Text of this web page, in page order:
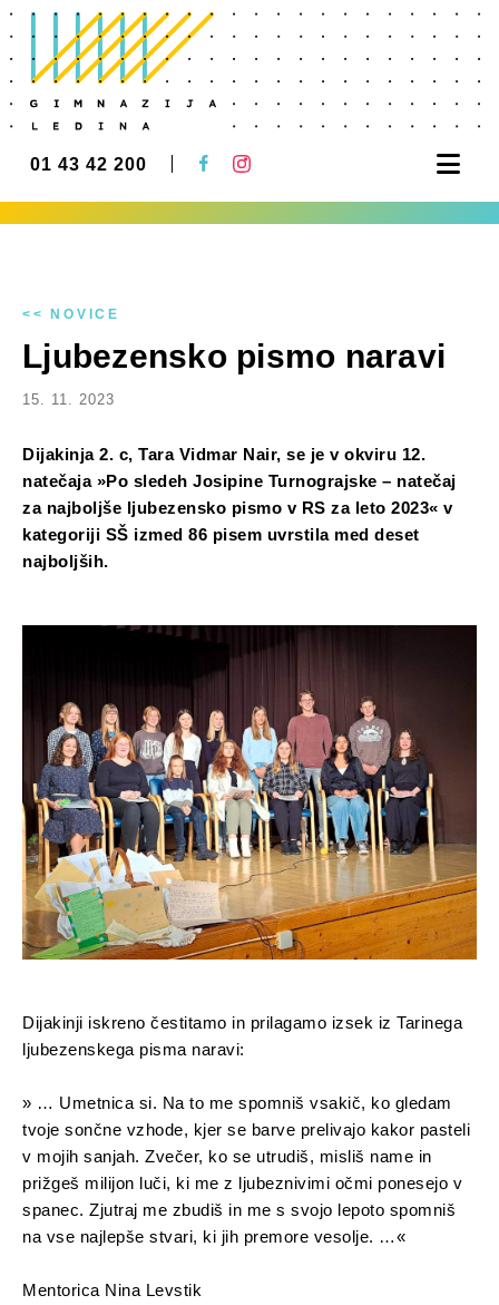
01 43 42 200
<< NOVICE
Ljubezensko pismo naravi
15. 11. 2023
Dijakinja 2. c, Tara Vidmar Nair, se je v okviru 12.
natečaja »Po sledeh Josipine Turnograjske – natečaj
za najboljše ljubezensko pismo v RS za leto 2023« v
kategoriji SŠ izmed 86 pisem uvrstila med deset
najboljših.
Dijakinji iskreno čestitamo in prilagamo izsek iz Tarinega
ljubezenskega pisma naravi:
» … Umetnica si. Na to me spomniš vsakič, ko gledam
tvoje sončne vzhode, kjer se barve prelivajo kakor pasteli
v mojih sanjah. Zvečer, ko se utrudiš, misliš name in
prižgeš milijon luči, ki me z ljubeznivimi očmi ponesejo v
spanec. Zjutraj me zbudiš in me s svojo lepoto spomniš
na vse najlepše stvari, ki jih premore vesolje. …«
Mentorica Nina Levstik